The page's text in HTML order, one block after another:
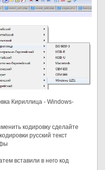
Кириллица - Windows-
кодировку сделайте
русский текст
вставили в него код